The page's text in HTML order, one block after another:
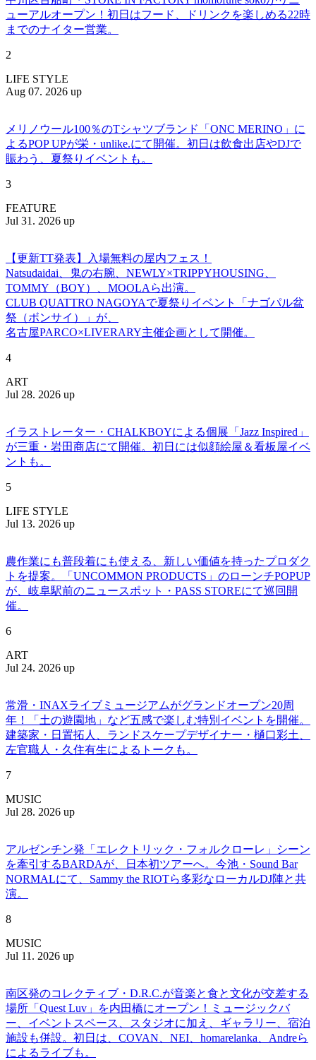
ューアルオープン！初日はフード、ドリンクを楽しめる22時
までのナイター営業。
2
LIFE STYLE
Aug 07. 2026 up
メリノウール100％のTシャツブランド「ONC MERINO」に
よるPOP UPが栄・unlike.にて開催。初日は飲食出店やDJで
賑わう、夏祭りイベントも。
3
FEATURE
Jul 31. 2026 up
【更新TT発表】入場無料の屋内フェス！
Natsudaidai、鬼の右腕、NEWLY×TRIPPYHOUSING、
TOMMY（BOY）、MOOLAら出演。
CLUB QUATTRO NAGOYAで夏祭りイベント「ナゴパル盆
祭（ボンサイ）」が、
名古屋PARCO×LIVERARY主催企画として開催。
4
ART
Jul 28. 2026 up
イラストレーター・CHALKBOYによる個展「Jazz Inspired」
が三重・岩田商店にて開催。初日には似顔絵屋＆看板屋イベ
ントも。
5
LIFE STYLE
Jul 13. 2026 up
農作業にも普段着にも使える、新しい価値を持ったプロダク
トを提案。「UNCOMMON PRODUCTS」のローンチPOPUP
が、岐阜駅前のニュースポット・PASS STOREにて巡回開
催。
6
ART
Jul 24. 2026 up
常滑・INAXライブミュージアムがグランドオープン20周
年！「土の遊園地」など五感で楽しむ特別イベントを開催。
建築家・日置拓人、ランドスケープデザイナー・樋口彩土、
左官職人・久住有生によるトークも。
7
MUSIC
Jul 28. 2026 up
アルゼンチン発「エレクトリック・フォルクローレ」シーン
を牽引するBARDAが、日本初ツアーへ。今池・Sound Bar
NORMALにて、Sammy the RIOTら多彩なローカルDJ陣と共
演。
8
MUSIC
Jul 11. 2026 up
南区発のコレクティブ・D.R.C.が⾳楽と⾷と⽂化が交差する
場所「Quest Luv」を内田橋にオープン！ミュージックバ
ー、イベントスペース、スタジオに加え、ギャラリー、宿泊
施設も併設。初日は、COVAN、NEI、homarelanka、Andreら
によるライブも。